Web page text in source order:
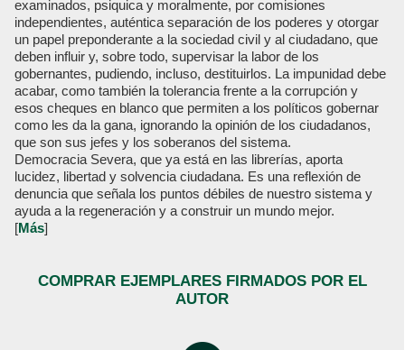
examinados, psiquica y moralmente, por comisiones
independientes, auténtica separación de los poderes y otorgar
un papel preponderante a la sociedad civil y al ciudadano, que
deben influir y, sobre todo, supervisar la labor de los
gobernantes, pudiendo, incluso, destituirlos. La impunidad debe
acabar, como también la tolerancia frente a la corrupción y
esos cheques en blanco que permiten a los políticos gobernar
como les da la gana, ignorando la opinión de los ciudadanos,
que son sus jefes y los soberanos del sistema.
Democracia Severa, que ya está en las librerías, aporta
lucidez, libertad y solvencia ciudadana. Es una reflexión de
denuncia que señala los puntos débiles de nuestro sistema y
ayuda a la regeneración y a construir un mundo mejor.
[Más]
COMPRAR EJEMPLARES FIRMADOS POR EL
AUTOR